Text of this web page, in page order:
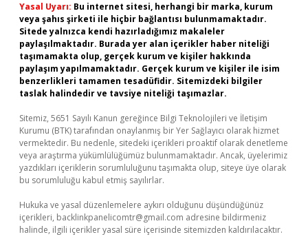
Yasal Uyarı: Bu internet sitesi, herhangi bir marka, kurum
veya şahıs şirketi ile hiçbir bağlantısı bulunmamaktadır.
Sitede yalnızca kendi hazırladığımız makaleler
paylaşılmaktadır. Burada yer alan içerikler haber niteliği
taşımamakta olup, gerçek kurum ve kişiler hakkında
paylaşım yapılmamaktadır. Gerçek kurum ve kişiler ile isim
benzerlikleri tamamen tesadüfidir. Sitemizdeki bilgiler
taslak halindedir ve tavsiye niteliği taşımazlar.
Sitemiz, 5651 Sayılı Kanun gereğince Bilgi Teknolojileri ve İletişim
Kurumu (BTK) tarafından onaylanmış bir Yer Sağlayıcı olarak hizmet
vermektedir. Bu nedenle, sitedeki içerikleri proaktif olarak denetleme
veya araştırma yükümlülüğümüz bulunmamaktadır. Ancak, üyelerimiz
yazdıkları içeriklerin sorumluluğunu taşımakta olup, siteye üye olarak
bu sorumluluğu kabul etmiş sayılırlar.
Hukuka ve yasal düzenlemelere aykırı olduğunu düşündüğünüz
içerikleri, backlinkpanelicomtr@gmail.com adresine bildirmeniz
halinde, ilgili içerikler yasal süre içerisinde sitemizden kaldırılacaktır.